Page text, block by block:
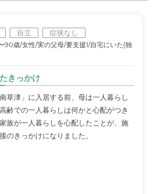
自立 症状なし
90歳/女性/実の父母/要支援1/自宅にいた(独
きっかけ
草津」に入居する前、母は一人暮らし
齢での一人暮らしは何かと心配がつき
族が一人暮らしを心配したことが、施
のきっかけになりました。